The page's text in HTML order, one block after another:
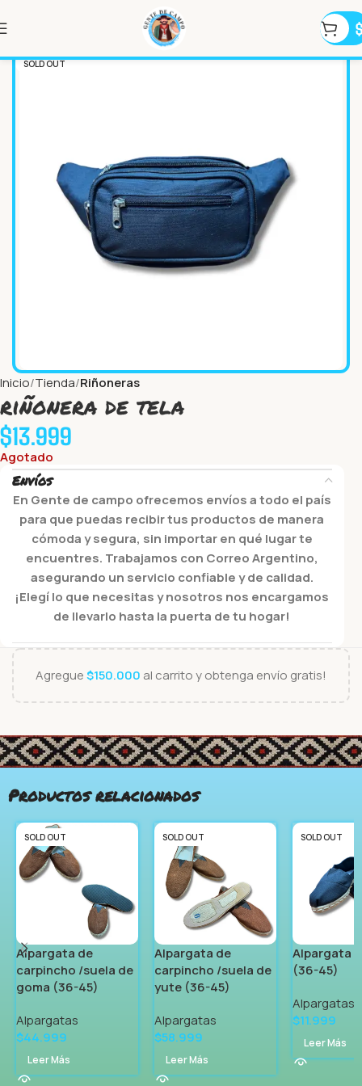
$
SOLD OUT
Inicio Tienda Riñoneras
riñonera de tela
$13.999
Agotado
Envíos
En Gente de campo ofrecemos envíos a todo el país
para que puedas recibir tus productos de manera
cómoda y segura, sin importar en qué lugar te
encuentres. Trabajamos con Correo Argentino,
asegurando un servicio confiable y de calidad.
¡Elegí lo que necesitas y nosotros nos encargamos
de llevarlo hasta la puerta de tu hogar!
Agregue$150.000 al carrito y obtenga envío gratis!
Productos relacionados
SOLD OUT
Alpargata de
carpincho /suela de
goma (36-45)
Alpargatas
$44.999
Leer Más
SOLD OUT
Alpargata de
carpincho /suela de
yute (36-45)
Alpargatas
$58.999
Leer Más
SOLD OUT
Alpargata
(36-45)
Alpargatas
$11.999
Leer Más